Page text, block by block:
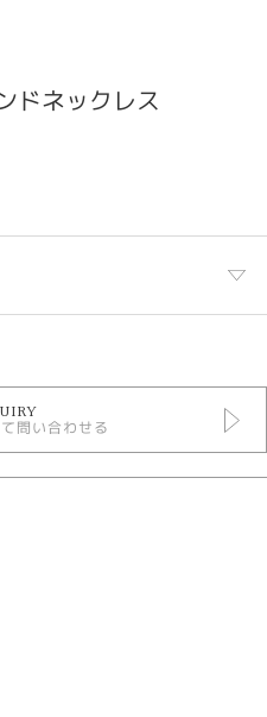
ドネックレス
問い合わせる